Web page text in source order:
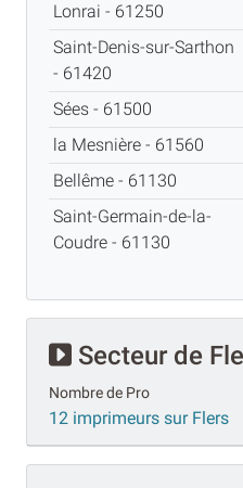
Lonrai - 61250
Saint-Denis-sur-Sarthon
- 61420
Sées - 61500
la Mesnière - 61560
Bellême - 61130
Saint-Germain-de-la-
Coudre - 61130
Secteur de
Nombre de Pro
12 imprimeurs sur Flers